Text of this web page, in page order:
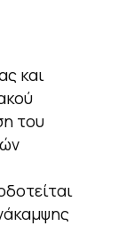
και
του